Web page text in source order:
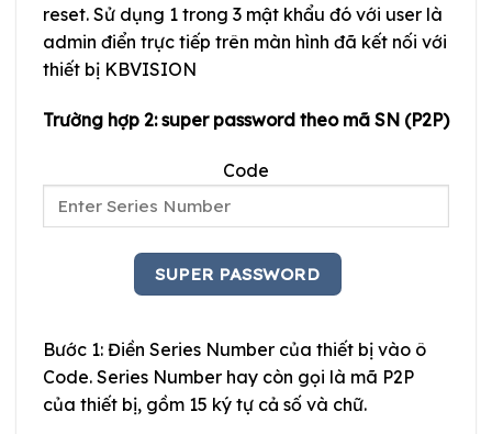
reset. Sử dụng 1 trong 3 mật khẩu đó với user là
admin điển trực tiếp trên màn hình đã kết nối với
thiết bị KBVISION
Trường hợp 2: super password theo mã SN (P2P)
Code
Bước 1: Điền Series Number của thiết bị vào ô
Code. Series Number hay còn gọi là mã P2P
của thiết bị, gồm 15 ký tự cả số và chữ.